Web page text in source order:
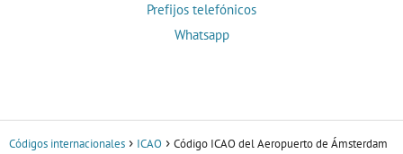
Prefijos telefónicos
Whatsapp
Códigos internacionales ICAO Código ICAO del Aeropuerto de Ámsterdam